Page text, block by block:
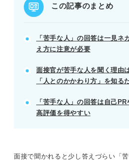
自己PRと関連付け一貫性のあ
「いない」や非難だけの回答
ルしよう。
記事の該当箇所を見る
面接で苦手な人を聞かれる
「苦手な人」の面接での伝
「苦手な人」の面接での回
苦手な人の回答で好印象を
と併せてご確認ください。
この記事のまとめ
「苦手な人」の回答は一見ネ
え方に注意が必要
面接官が苦手な人を聞く理由
「人とのかかわり方」を知る
「苦手な人」の回答は自己
高評価を得やすい
面接で聞かれると少し答えづらい「